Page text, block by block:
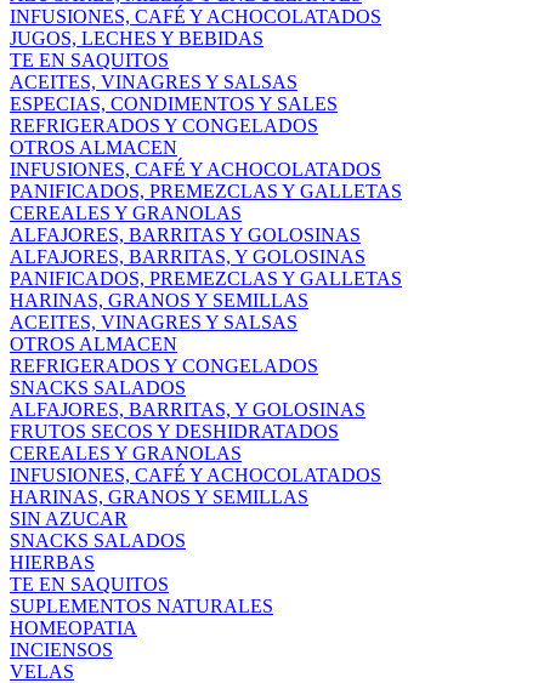
INFUSIONES, CAFÉ Y ACHOCOLATADOS
JUGOS, LECHES Y BEBIDAS
TE EN SAQUITOS
ACEITES, VINAGRES Y SALSAS
ESPECIAS, CONDIMENTOS Y SALES
REFRIGERADOS Y CONGELADOS
OTROS ALMACEN
INFUSIONES, CAFÉ Y ACHOCOLATADOS
PANIFICADOS, PREMEZCLAS Y GALLETAS
CEREALES Y GRANOLAS
ALFAJORES, BARRITAS Y GOLOSINAS
ALFAJORES, BARRITAS, Y GOLOSINAS
PANIFICADOS, PREMEZCLAS Y GALLETAS
HARINAS, GRANOS Y SEMILLAS
ACEITES, VINAGRES Y SALSAS
OTROS ALMACEN
REFRIGERADOS Y CONGELADOS
SNACKS SALADOS
ALFAJORES, BARRITAS, Y GOLOSINAS
FRUTOS SECOS Y DESHIDRATADOS
CEREALES Y GRANOLAS
INFUSIONES, CAFÉ Y ACHOCOLATADOS
HARINAS, GRANOS Y SEMILLAS
SIN AZUCAR
SNACKS SALADOS
HIERBAS
TE EN SAQUITOS
SUPLEMENTOS NATURALES
HOMEOPATIA
INCIENSOS
VELAS